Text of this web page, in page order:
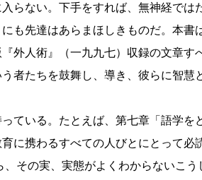
らない。下手をすれば、無神経では
も先達はあらまほしきものだ。本書
外人術』（一九九七）収録の文章す
者たちを鼓舞し、導き、彼らに智慧
ている。たとえば、第七章「語学を
に携わるすべての人びとにとって必
その実、実態がよくわからないこ